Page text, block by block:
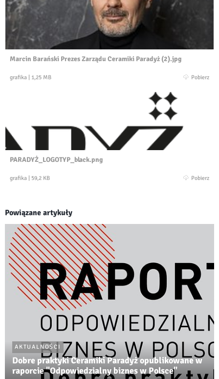
Marcin Barański Prezes Zarządu Ceramiki Paradyż (2).jpg
grafika 1,25 MB Pobierz
PARADYŻ_LOGOTYP_black.png
grafika 59,2 KB Pobierz
Powiązane artykuły
AKTUALNOŚCI
Dobre praktyki Ceramiki Paradyż opublikowane w
raporcie "Odpowiedzialny biznes w Polsce"